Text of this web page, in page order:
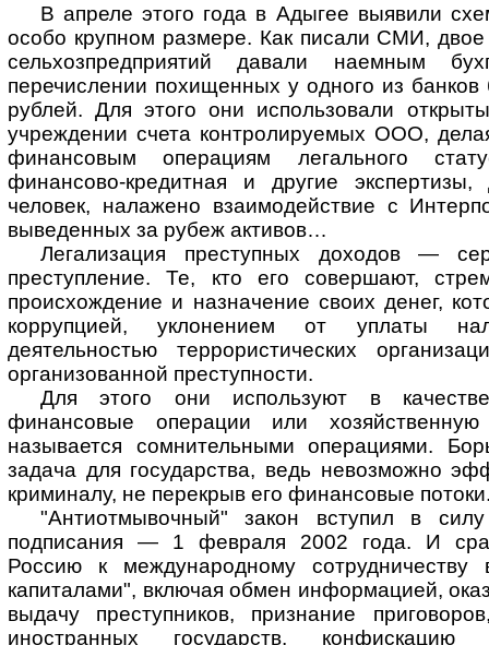
В апреле этого года в Адыгее выявили
особо крупном размере. Как писали СМИ, двое
сельхозпредприятий давали наемным
перечислении похищенных у одного из
рублей. Для этого они использовали
учреждении счета контролируемых ООО,
финансовым операциям легального
финансово-кредитная и другие
человек, налажено взаимодействие с
выведенных за рубеж активов…
Легализация преступных доходов —
преступление. Те, кто его совершают,
происхождение и назначение своих денег,
коррупцией, уклонением от уплаты
деятельностью террористических
организованной преступности.
Для этого они используют в
финансовые операции или
называется сомнительными операциями.
задача для государства, ведь невозможно
криминалу, не перекрыв его финансовые
"Антиотмывочный" закон вступил в
подписания — 1 февраля 2002 года. И
Россию к международному
капиталами", включая обмен информацией,
выдачу преступников, признание
иностранных государств, конфискацию